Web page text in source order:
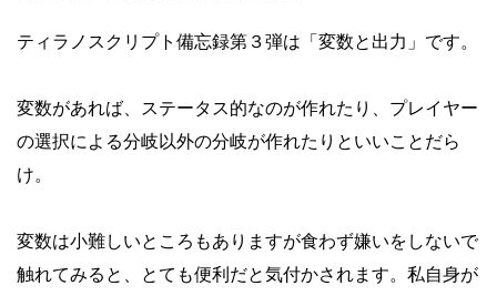
ティラノスクリプト備忘録第３弾は「変数と出力」です。
変数があれば、ステータス的なのが作れたり、プレイヤー
の選択による分岐以外の分岐が作れたりといいことだら
け。
変数は小難しいところもありますが食わず嫌いをしないで
触れてみると、とても便利だと気付かされます。私自身が